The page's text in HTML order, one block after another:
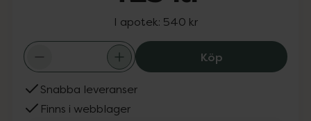
I apotek: 540 kr
KöpNuxe
Snabba leveranser
Finns i webblager